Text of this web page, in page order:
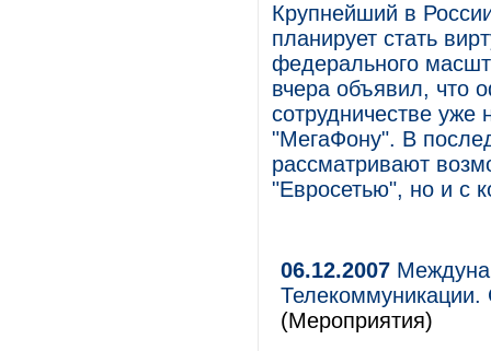
Крупнейший в
планирует стать
федерального
вчера объявил, что
сотрудничестве
"МегаФону". В
рассматривают
"Евросетью", но и с
06.12.2007
Телекоммуникации.
(Мероприятия)